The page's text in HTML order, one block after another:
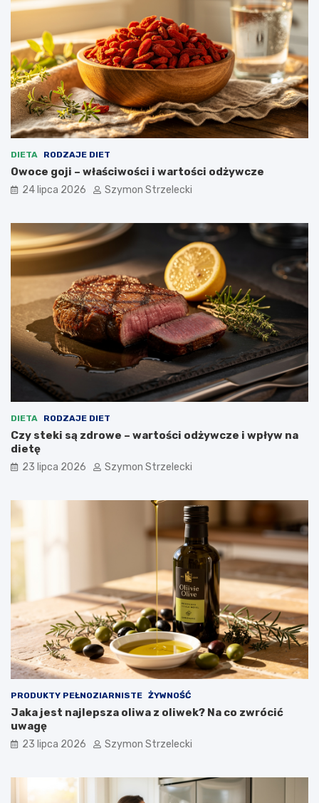
DIETA RODZAJE DIET
Owoce goji – właściwości i wartości odżywcze
24 lipca 2026 Szymon Strzelecki
DIETA RODZAJE DIET
Czy steki są zdrowe – wartości odżywcze i wpływ na
dietę
23 lipca 2026 Szymon Strzelecki
PRODUKTY PEŁNOZIARNISTE ŻYWNOŚĆ
Jaka jest najlepsza oliwa z oliwek? Na co zwrócić
uwagę
23 lipca 2026 Szymon Strzelecki